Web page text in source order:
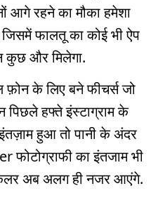
आगे रहने का मौका हमेशा
फालतू का कोई भी ऐप
कुछ और मिलेगा.
के लिए बने फीचर्स जो
हफ्ते इंस्टाग्राम के
हुआ तो पानी के अंदर
का इंतजाम भी
अब अलग ही नजर आएंगे.